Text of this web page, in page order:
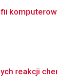
reakcji